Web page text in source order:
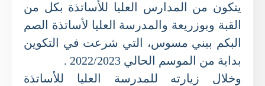
يتكون من المدارس العليا للأساتذة بكل من
القبة وبوزريعة والمدرسة العليا لأساتذة الصم
البكم ببني مسوس، التي شرعت في التكوين
بداية من الموسم الحالي 2022/2023 .
وخلال زيارته للمدرسة العليا للأساتذة